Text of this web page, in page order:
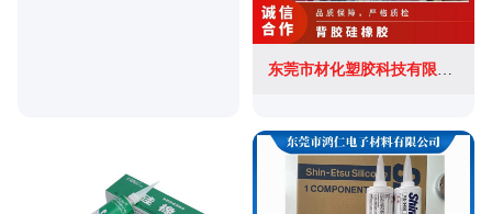
东莞市材化塑胶科技有限公司